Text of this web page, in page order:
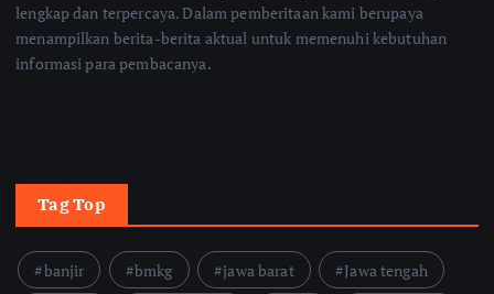
lengkap dan terpercaya. Dalam pemberitaan kami berupaya
menampilkan berita-berita aktual untuk memenuhi kebutuhan
informasi para pembacanya.
Tag Top
banjir bmkg jawa barat
Jawa tengah